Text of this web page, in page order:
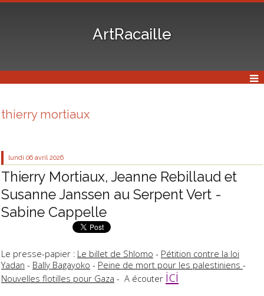
ArtRacaille
thierry mortiaux
lundi 06 avril 2026
Thierry Mortiaux, Jeanne Rebillaud et
Susanne Janssen au Serpent Vert -
Sabine Cappelle
Le presse-papier : Le billet de Shlomo - Pétition contre la loi
Yadan - Bally Bagayoko - Peine de mort pour les palestiniens -
Nouvelles flotilles pour Gaza - A écouter ici